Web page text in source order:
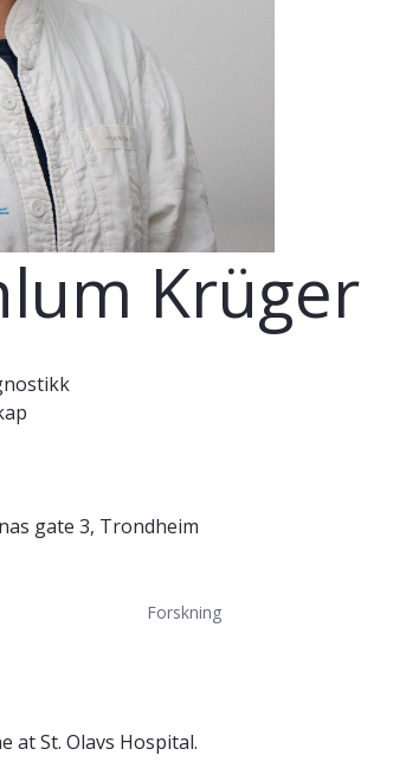
Krüger
gate 3, Trondheim
Forskning
at St. Olavs Hospital.